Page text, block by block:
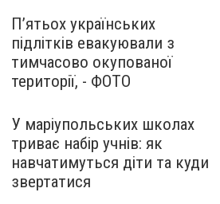
П’ятьох українських
підлітків евакуювали з
тимчасово окупованої
території, - ФОТО
У маріупольських школах
триває набір учнів: як
навчатимуться діти та куди
звертатися